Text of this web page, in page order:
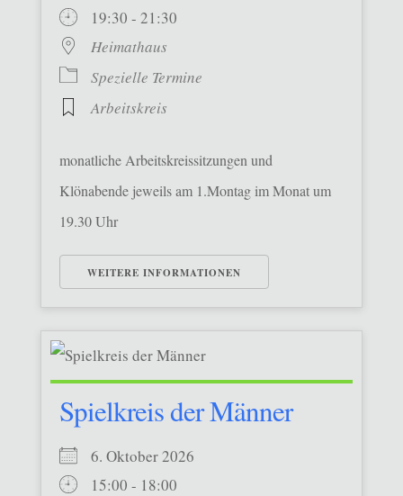
19:30 - 21:30
Heimathaus
Spezielle Termine
Arbeitskreis
monatliche Arbeitskreissitzungen und
Klönabende jeweils am 1.Montag im Monat um
19.30 Uhr
WEITERE INFORMATIONEN
Spielkreis der Männer
6. Oktober 2026
15:00 - 18:00